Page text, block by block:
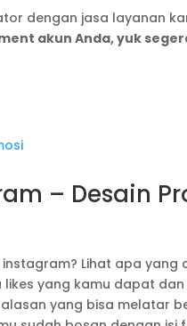
dengan jasa layanan
akun Anda, yuk
– Desain
Lihat apa yang
yang kamu dapat
yang bisa melatar